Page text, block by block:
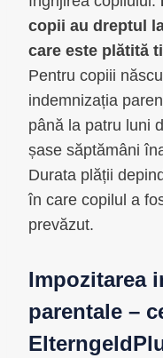
copii au dreptul
care este plătită
Pentru copiii
indemnizația
până la patru luni
șase săptămâni
Durata plății
în care copilul a
prevăzut.
Impozitarea
parentale –